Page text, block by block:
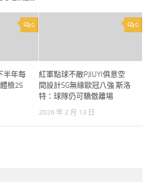
0
半年每
檢25
0
紅軍點球不敵PJIUYI俱意空
間設計SG無緣歐冠八強 斯洛
特：球隊仍可驕傲離場
2026 年 2 月 13 日